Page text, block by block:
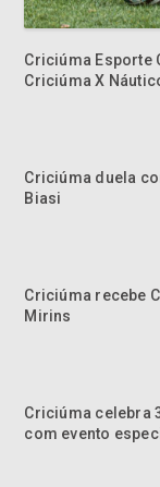
Criciúma Esporte
Criciúma X
Criciúma duela
Biasi
Criciúma recebe
Mirins
Criciúma celebra
com evento